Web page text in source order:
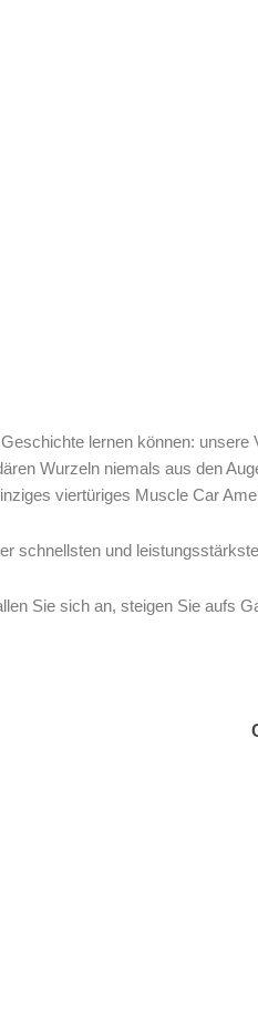
lernen können:
Wurzeln niemals aus den
viertüriges Muscle Car
schnellsten und
Sie sich an, steigen Sie aufs